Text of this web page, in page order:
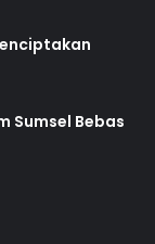
Sumsel Bebas